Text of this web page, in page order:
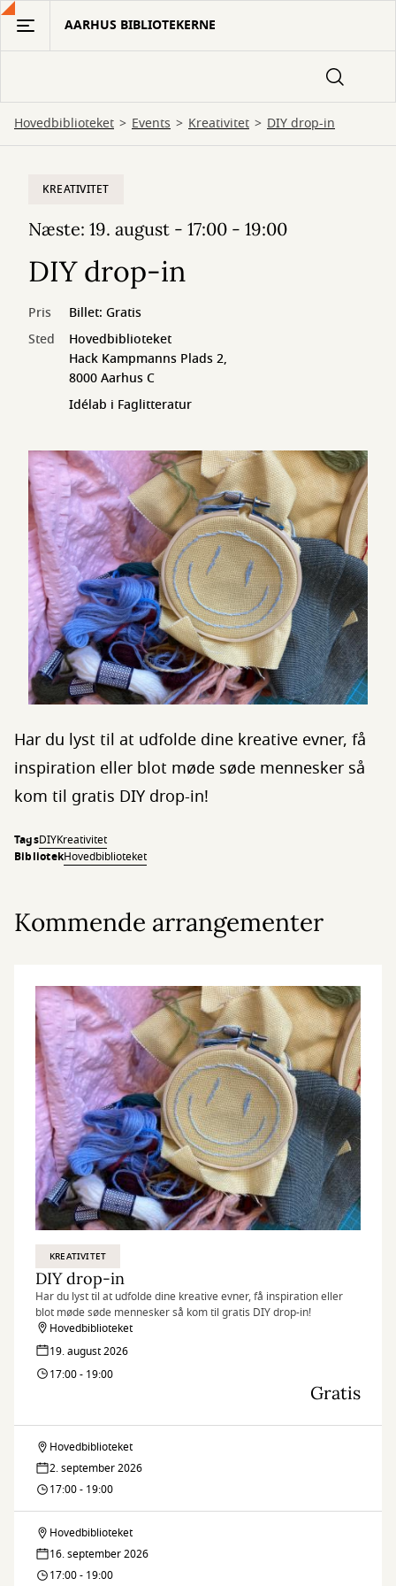
Gå
hovedindhold
AARHUS BIBLIOTEKERNE
Hovedbiblioteket Events Kreativitet DIY drop-in
KREATIVITET
Næste: 19. august - 17:00 - 19:00
DIY drop-in
Pris
Billet: Gratis
Sted
Hovedbiblioteket
Hack Kampmanns Plads 2,
8000 Aarhus C
Idélab i Faglitteratur
Har du lyst til at udfolde dine kreative evner, få
inspiration eller blot møde søde mennesker så
kom til gratis DIY drop-in!
TagsDIYKreativitet
BibliotekHovedbiblioteket
Kommende arrangementer
KREATIVITET
DIY drop-in
Har du lyst til at udfolde dine kreative evner, få inspiration eller
blot møde søde mennesker så kom til gratis DIY drop-in!
Hovedbiblioteket
19. august 2026
17:00 - 19:00
Gratis
DIY
drop-
Hovedbiblioteket
2. september 2026
17:00 - 19:00
DIY
drop-
Hovedbiblioteket
16. september 2026
17:00 - 19:00